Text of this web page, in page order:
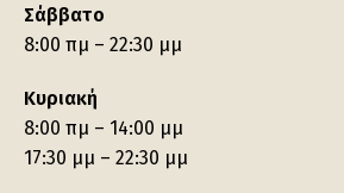
Σάββατο
8:00 πμ – 22:30 μμ
Κυριακή
8:00 πμ – 14:00 μμ
17:30 μμ – 22:30 μμ